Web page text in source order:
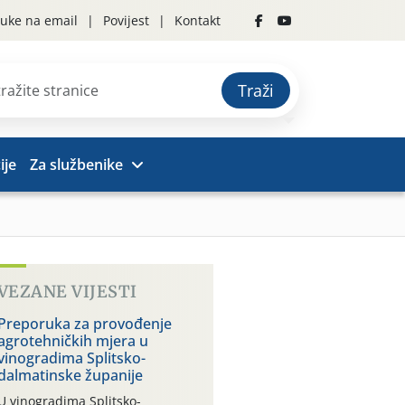
na email Povijest Kontakt
Traži
Za službenike
VIJESTI
za provođenje
mjera u
Splitsko-
županije
vinogradima Splitsko-